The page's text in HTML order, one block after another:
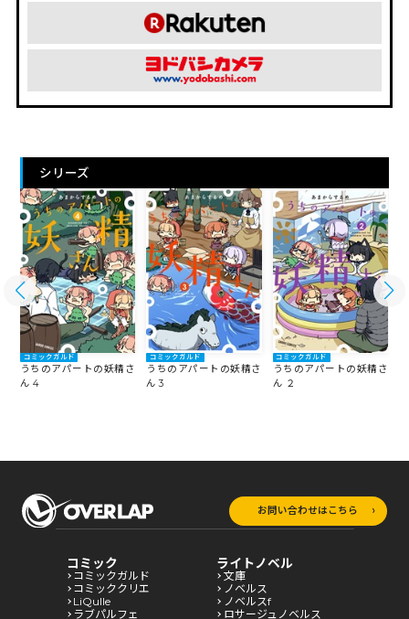
シリーズ
コミックガルド
うちのアパートの妖精さ
ん 4
コミックガルド
うちのアパートの妖精さ
ん 3
コミックガルド
うちのアパートの妖精さ
ん ２
お問い合わせはこちら
コミック
コミックガルド
コミッククリエ
LiQulle
ラブパルフェ
ライトノベル
文庫
ノベルス
ノベルスf
ロサージュノベルス